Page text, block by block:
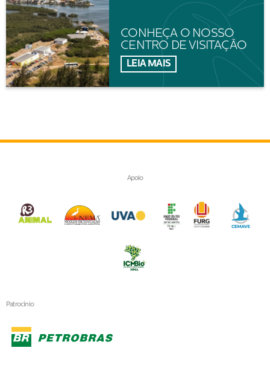
CONHEÇA O NOSSO
CENTRO DE VISITAÇÃO
LEIA MAIS
Apoio
Patrocínio